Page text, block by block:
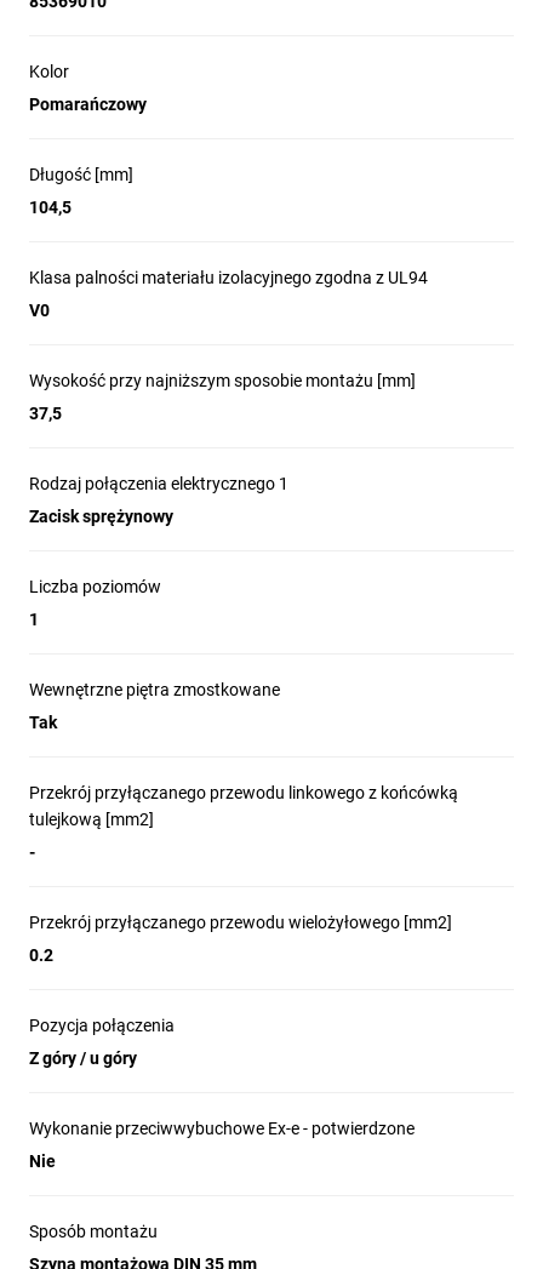
Kolor
Pomarańczowy
Długość [mm]
104,5
Klasa palności materiału izolacyjnego zgodna z UL94
V0
Wysokość przy najniższym sposobie montażu [mm]
37,5
Rodzaj połączenia elektrycznego 1
Zacisk sprężynowy
Liczba poziomów
1
Wewnętrzne piętra zmostkowane
Tak
Przekrój przyłączanego przewodu linkowego z końcówką
tulejkową [mm2]
-
Przekrój przyłączanego przewodu wielożyłowego [mm2]
0.2
Pozycja połączenia
Z góry / u góry
Wykonanie przeciwwybuchowe Ex-e - potwierdzone
Nie
Sposób montażu
Szyna montażowa DIN 35 mm